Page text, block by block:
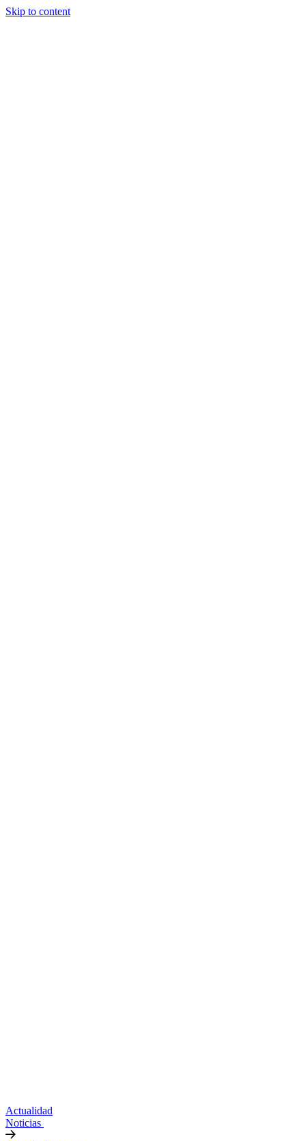
Skip to content
Actualidad
Noticias